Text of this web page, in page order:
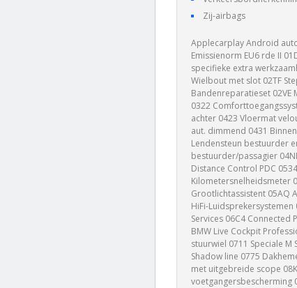
Zij-airbags
Applecarplay Android
Emissienorm EU6 rde II
specifieke extra
Wielbout met slot 02TF
Bandenreparatieset
0322
achter 0423 Vloermat
aut. dimmend 0431
Lendensteun bestuurder
bestuurder/passagier
Distance Control PDC
Kilometersnelheidsmeter
Grootlichtassistent 05AQ
HiFi-
Services 06C4
BMW Live Cockpit
stuurwiel 0711 Speciale
Shadow line 0775
met uitgebreide scope
voetgangersbescherming